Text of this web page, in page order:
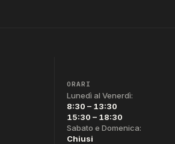
ORARI
Lunedì al Venerdì:
8:30 – 13:30
15:30 – 18:30
Sabato e Domenica:
Chiusi